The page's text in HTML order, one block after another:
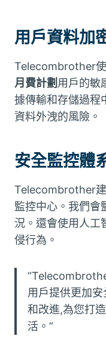
用戶資料加
Telecombrother
月費計劃 用戶的敏
據傳輸和存儲過程
資料外洩的風險。
安全監控體
Telecombrother
監控中心。我們會
況。還會使用人工
侵行為。
用戶提供更加
和改進,為您打
活。”